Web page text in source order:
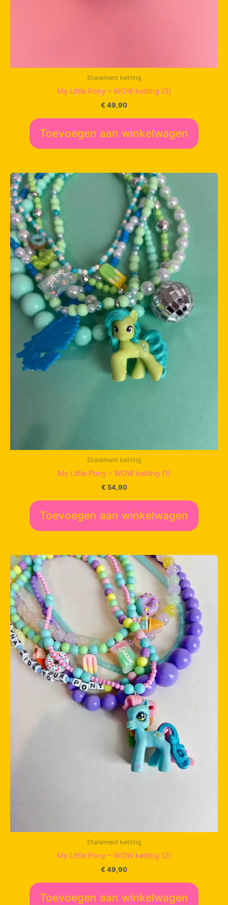
Statement ketting
My Little Pony – WOW ketting (3)
€ 49,90
Toevoegen aan winkelwagen
Statement ketting
My Little Pony – WOW ketting (1)
€ 54,90
Toevoegen aan winkelwagen
Statement ketting
My Little Pony – WOW ketting (2)
€ 49,90
Toevoegen aan winkelwagen